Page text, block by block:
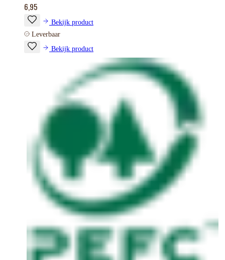
6,95
Bekijk product
Leverbaar
Bekijk product